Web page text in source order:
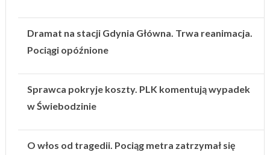
Dramat na stacji Gdynia Główna. Trwa reanimacja.
Pociągi opóźnione
Sprawca pokryje koszty. PLK komentują wypadek
w Świebodzinie
O włos od tragedii. Pociąg metra zatrzymał się